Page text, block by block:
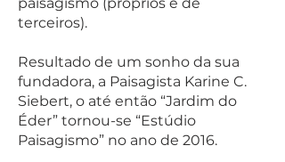
terceiros).
Resultado de um sonho da sua
fundadora, a Paisagista Karine C.
Siebert, o até então “Jardim do
Éder” tornou-se “Estúdio
Paisagismo” no ano de 2016.